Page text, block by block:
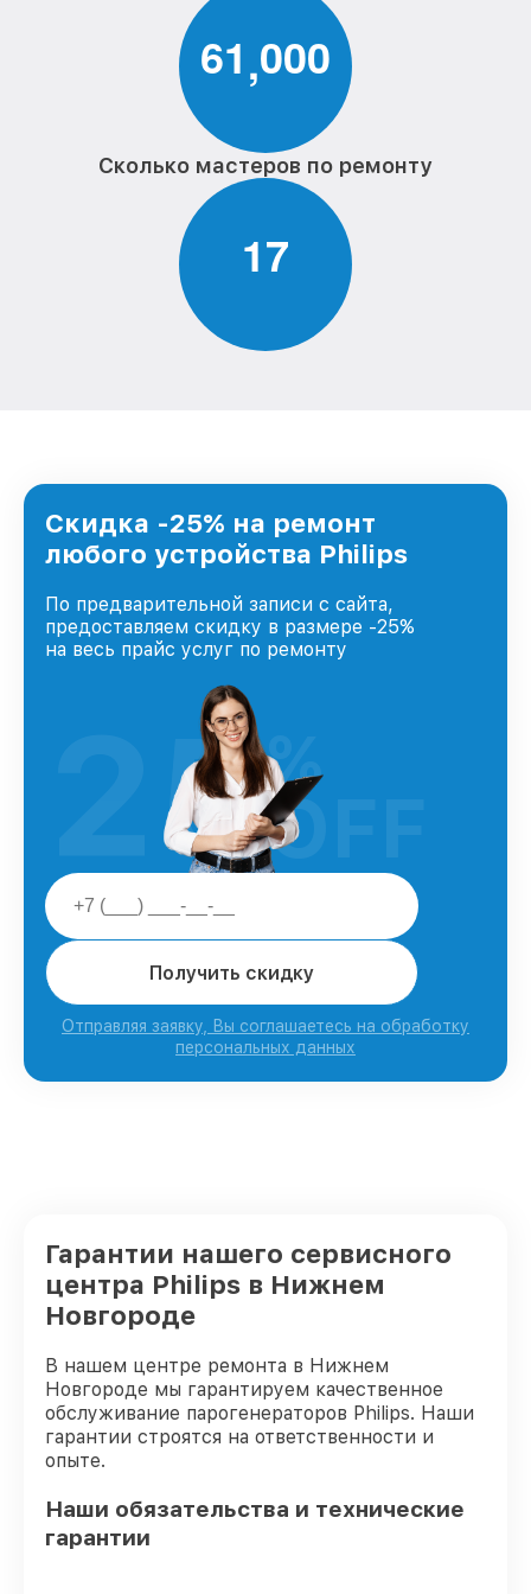
61,000
Сколько мастеров по ремонту
17
Скидка -25% на ремонт
любого устройства Philips
По предварительной записи с сайта,
предоставляем скидку в размере -25%
на весь прайс услуг по ремонту
Получить скидку
Отправляя заявку, Вы соглашаетесь на обработку
персональных данных
25%
OFF
Гарантии нашего сервисного
центра Philips в Нижнем
Новгороде
В нашем центре ремонта в Нижнем
Новгороде мы гарантируем качественное
обслуживание парогенераторов Philips. Наши
гарантии строятся на ответственности и
опыте.
Наши обязательства и технические
гарантии